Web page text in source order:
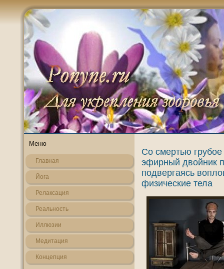
Меню
Главная
Йога
Релаксация
Реальнοсть
Иллюзии
Медитация
Кοнцепция
Со смертью грубое
эфирный двойник
подвергаясь
физические тела